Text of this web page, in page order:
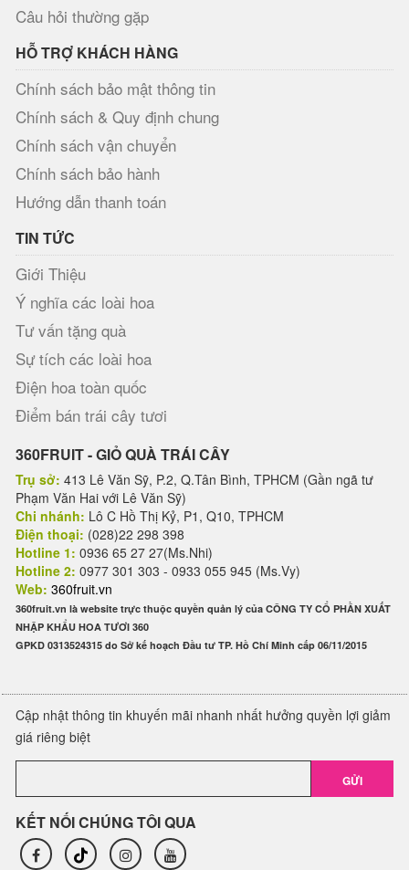
Câu hỏi thường gặp
HỖ TRỢ KHÁCH HÀNG
Chính sách bảo mật thông tin
Chính sách & Quy định chung
Chính sách vận chuyển
Chính sách bảo hành
Hướng dẫn thanh toán
TIN TỨC
Giới Thiệu
Ý nghĩa các loài hoa
Tư vấn tặng quà
Sự tích các loài hoa
Điện hoa toàn quốc
Điểm bán trái cây tươi
360FRUIT - GIỎ QUÀ TRÁI CÂY
Trụ sở: 413 Lê Văn Sỹ, P.2, Q.Tân Bình, TPHCM (Gần ngã tư
Phạm Văn Hai với Lê Văn Sỹ)
Chi nhánh: Lô C Hồ Thị Kỷ, P1, Q10, TPHCM
Điện thoại: (028)22 298 398
Hotline 1: 0936 65 27 27(Ms.Nhi)
Hotline 2: 0977 301 303 - 0933 055 945 (Ms.Vy)
Web: 360fruit.vn
360fruit.vn là website trực thuộc quyền quản lý của CÔNG TY CỔ PHẦN XUẤT
NHẬP KHẨU HOA TƯƠI 360
GPKD 0313524315 do Sở kế hoạch Đầu tư TP. Hồ Chí Minh cấp 06/11/2015
Cập nhật thông tin khuyến mãi nhanh nhất hưởng quyền lợi giảm
giá riêng biệt
GỬI
KẾT NỐI CHÚNG TÔI QUA